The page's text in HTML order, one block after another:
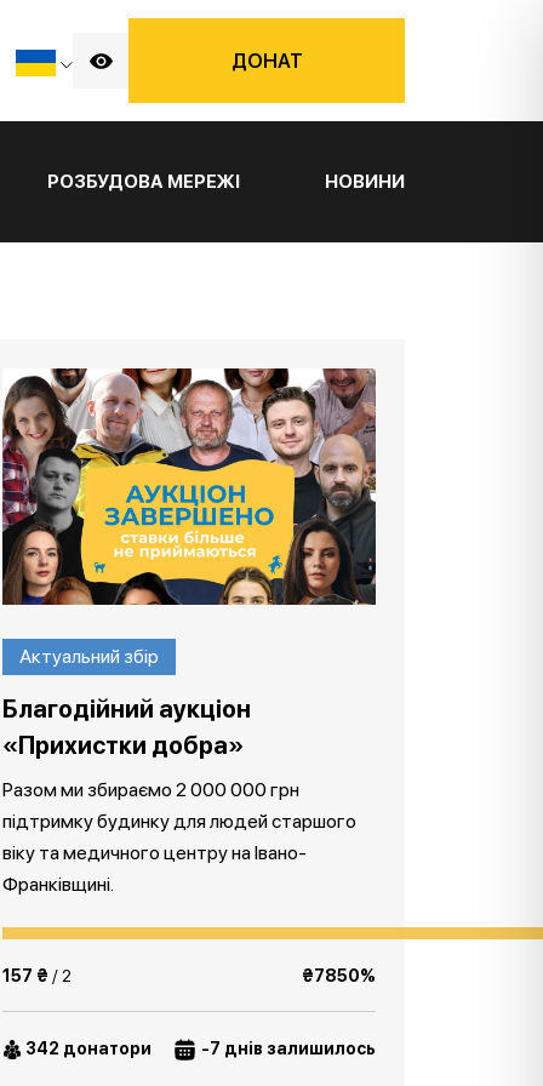
ДОНАТ
РОЗБУДОВА МЕРЕЖІ НОВИНИ
Актуальний збір
Благодійний аукціон
«Прихистки добра»
Разом ми збираємо 2 000 000 грн
підтримку будинку для людей старшого
віку та медичного центру на Івано-
Франківщині.
157 ₴ / 2 ₴7850%
342 донатори -7 днів залишилось